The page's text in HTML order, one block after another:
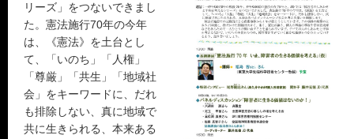
リーズ」をつないできまし
た。憲法施行70年の今年
は、《憲法》を土台とし
て、「いのち」「人権」
「尊厳」「共生」「地域社
会」をキーワードに、だれ
も排除しない、真に地域で
共に生きられる、本来ある